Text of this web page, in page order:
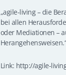
„agile-living – die
bei allen
oder Mediationen –
Link: http://agile-